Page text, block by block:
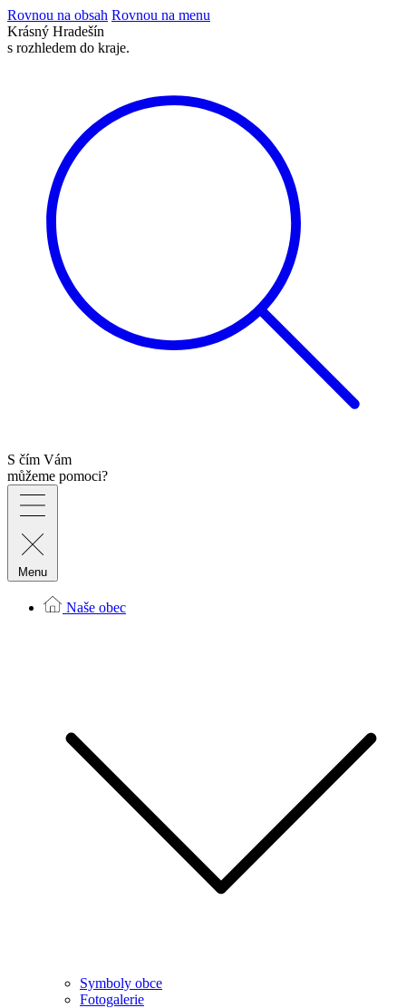
Rovnou na obsah Rovnou na menu
Krásný Hradešín
s rozhledem do kraje.
S čím Vám
můžeme pomoci?
Menu
Naše obec
Symboly obce
Fotogalerie